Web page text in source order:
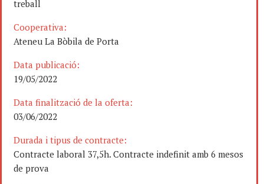
treball
Cooperativa:
Ateneu La Bòbila de Porta
Data publicació:
19/05/2022
Data finalització de la oferta:
03/06/2022
Durada i tipus de contracte:
Contracte laboral 37,5h. Contracte indefinit amb 6 mesos
de prova